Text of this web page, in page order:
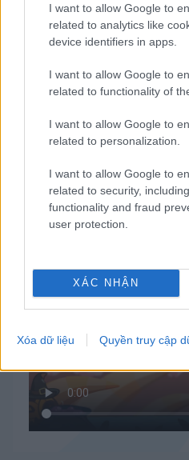
I want to allow Google to
related to analytics like
device identifiers in apps.
I want to allow Google to
related to functionality of
I want to allow Google to
related to personalization.
I want to allow Google to
related to security,
functionality and fraud
user protection.
XÁC NHẬN
Xóa dữ liệu Quyền truy cập
Video gameplay
Cách chơi Halloween